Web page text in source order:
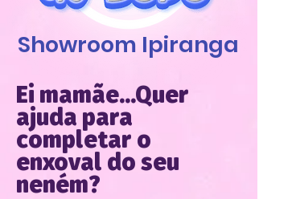
Ei mamãe...Quer
ajuda para
completar o
enxoval do seu
neném?
Showroom Ipiranga